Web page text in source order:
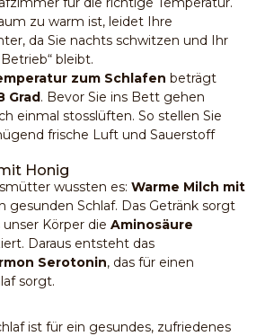
zu warm ist, leidet Ihre
da Sie nachts schwitzen und Ihr
bleibt.
zum Schlafen beträgt
Grad. Bevor Sie ins Bett gehen
einmal stosslüften. So stellen Sie
frische Luft und Sauerstoff
Honig
wussten es: Warme Milch mit
gesunden Schlaf. Das Getränk sorgt
Körper die Aminosäure
Daraus entsteht das
Serotonin, das für einen
sorgt.
ist für ein gesundes, zufriedenes